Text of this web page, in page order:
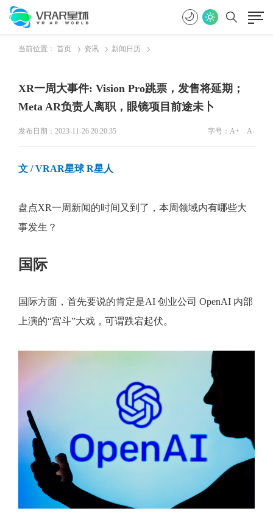
当前位置： 首页 资讯 新闻日历
XR一周大事件: Vision Pro跳票，发售将延期；
Meta AR负责人离职，眼镜项目前途未卜
发布日期：2023-11-26 20:20:35 字号： A+ A-
文 / VRAR星球 R星人
盘点XR一周新闻的时间又到了，本周领域内有哪些大
事发生？
国际
国际方面，首先要说的肯定是AI 创业公司 OpenAI 内部
上演的“宫斗”大戏，可谓跌宕起伏。